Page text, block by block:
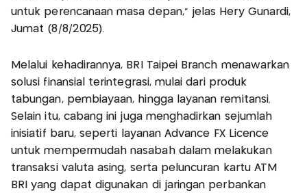
untuk perencanaan masa depan,” jelas Hery Gunardi,
Jumat (8/8/2025).
Melalui kehadirannya, BRI Taipei Branch menawarkan
solusi finansial terintegrasi, mulai dari produk
tabungan, pembiayaan, hingga layanan remitansi.
Selain itu, cabang ini juga menghadirkan sejumlah
inisiatif baru, seperti layanan Advance FX Licence
untuk mempermudah nasabah dalam melakukan
transaksi valuta asing, serta peluncuran kartu ATM
BRI yang dapat digunakan di jaringan perbankan